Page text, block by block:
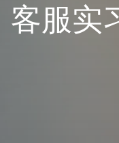
客服实